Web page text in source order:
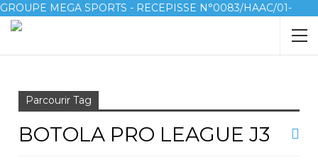
GROUPE MEGA SPORTS - RECEPISSE N°0083/HAAC/01-
2023/pl/P
Parcourir Tag
BOTOLA PRO LEAGUE J3